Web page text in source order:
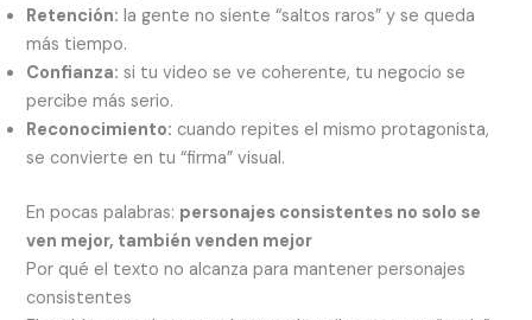
Retención: la gente no siente “saltos raros” y se queda
más tiempo.
Confianza: si tu video se ve coherente, tu negocio se
percibe más serio.
Reconocimiento: cuando repites el mismo protagonista,
se convierte en tu “firma” visual.
En pocas palabras: personajes consistentes no solo se
ven mejor, también venden mejor
Por qué el texto no alcanza para mantener personajes
consistentes